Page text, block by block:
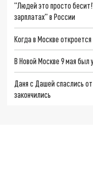
"Людей это просто
зарплатах" в России
Когда в Москве
В Новой Москве 9 мая был
Даня с Дашей спаслись
закончились